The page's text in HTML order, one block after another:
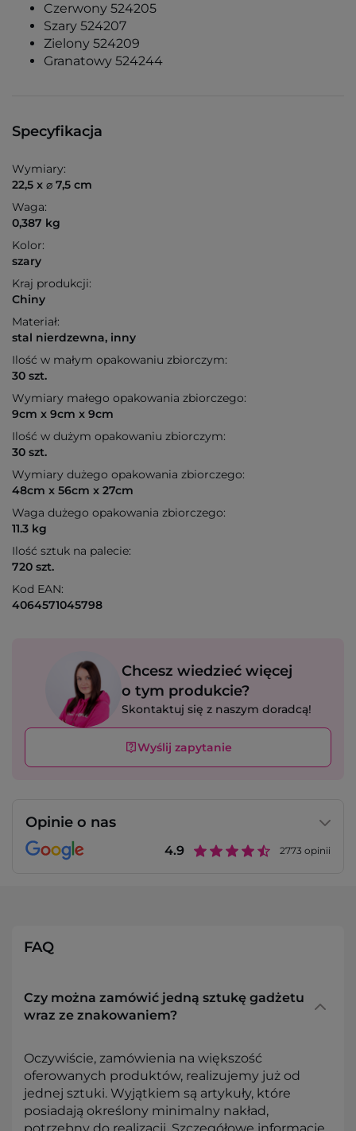
Czerwony 524205
Szary 524207
Zielony 524209
Granatowy 524244
Specyfikacja
Wymiary:
22,5 x ⌀ 7,5 cm
Waga:
0,387 kg
Kolor:
szary
Kraj produkcji:
Chiny
Materiał:
stal nierdzewna, inny
Ilość w małym opakowaniu zbiorczym:
30 szt.
Wymiary małego opakowania zbiorczego:
9cm x 9cm x 9cm
Ilość w dużym opakowaniu zbiorczym:
30 szt.
Wymiary dużego opakowania zbiorczego:
48cm x 56cm x 27cm
Waga dużego opakowania zbiorczego:
11.3 kg
Ilość sztuk na palecie:
720 szt.
Kod EAN:
4064571045798
Chcesz wiedzieć więcej
o tym produkcie?
Skontaktuj się z naszym doradcą!
Wyślij zapytanie
Opinie o nas
4.9 2773 opinii
FAQ
Czy można zamówić jedną sztukę gadżetu
wraz ze znakowaniem?
Oczywiście, zamówienia na większość
oferowanych produktów, realizujemy już od
jednej sztuki. Wyjątkiem są artykuły, które
posiadają określony minimalny nakład,